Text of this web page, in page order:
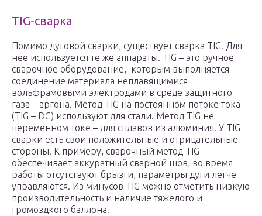
TIG-сварка
Помимо дуговой сварки, существует сварка TIG. Для
нее используется те же аппараты. TIG – это ручное
сварочное оборудование, которым выполняется
соединение материала неплавящимися
вольфрамовыми электродами в среде защитного
газа – аргона. Метод TIG на постоянном потоке тока
(TIG – DC) используют для стали. Метод TIG не
переменном токе – для сплавов из алюминия. У TIG
сварки есть свои положительные и отрицательные
стороны. К примеру, сварочный метод TIG
обеспечивает аккуратный сварной шов, во время
работы отсутствуют брызги, параметры дуги легче
управляются. Из минусов TIG можно отметить низкую
производительность и наличие тяжелого и
громоздкого баллона.